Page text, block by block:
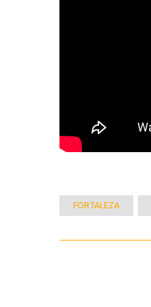
FORTALEZA